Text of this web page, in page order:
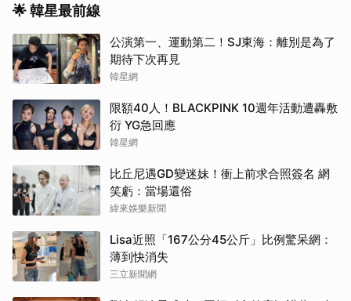
🌟 韓星最前線
公演第一、運動第二！SJ東海：離別是為了
期待下次再見
韓星網
限額40人！BLACKPINK 10週年活動遭轟敷
衍 YG急回應
韓星網
比丘尼遇GD變迷妹！衝上前求合照簽名 網
笑虧：當場還俗
緯來娛樂新聞
Lisa近照「167公分45公斤」比例驚呆網：
薄到快消失
三立新聞網